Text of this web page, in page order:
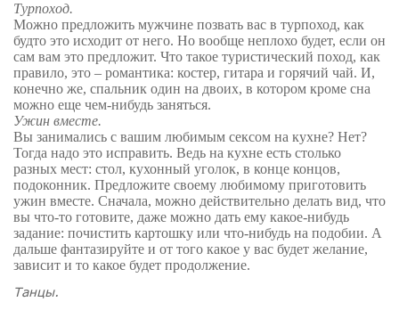
Турпоход.
Можно предложить мужчине позвать вас в турпоход, как
будто это исходит от него. Но вообще неплохо будет, если он
сам вам это предложит. Что такое туристический поход, как
правило, это – романтика: костер, гитара и горячий чай. И,
конечно же, спальник один на двоих, в котором кроме сна
можно еще чем-нибудь заняться.
Ужин вместе.
Вы занимались с вашим любимым сексом на кухне? Нет?
Тогда надо это исправить. Ведь на кухне есть столько
разных мест: стол, кухонный уголок, в конце концов,
подоконник. Предложите своему любимому приготовить
ужин вместе. Сначала, можно действительно делать вид, что
вы что-то готовите, даже можно дать ему какое-нибудь
задание: почистить картошку или что-нибудь на подобии. А
дальше фантазируйте и от того какое у вас будет желание,
зависит и то какое будет продолжение.
Танцы.